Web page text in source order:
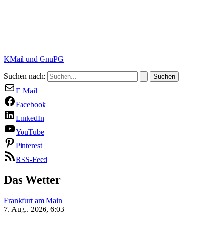
KMail und GnuPG
Suchen nach:
E-Mail
Facebook
LinkedIn
YouTube
Pinterest
RSS-Feed
Das Wetter
Frankfurt am Main
7. Aug.. 2026, 6:03